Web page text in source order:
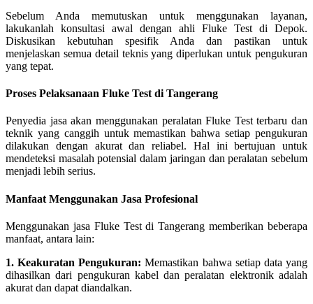
Sebelum Anda memutuskan untuk menggunakan layanan,
lakukanlah konsultasi awal dengan ahli Fluke Test di Depok.
Diskusikan kebutuhan spesifik Anda dan pastikan untuk
menjelaskan semua detail teknis yang diperlukan untuk pengukuran
yang tepat.
Proses Pelaksanaan Fluke Test di Tangerang
Penyedia jasa akan menggunakan peralatan Fluke Test terbaru dan
teknik yang canggih untuk memastikan bahwa setiap pengukuran
dilakukan dengan akurat dan reliabel. Hal ini bertujuan untuk
mendeteksi masalah potensial dalam jaringan dan peralatan sebelum
menjadi lebih serius.
Manfaat Menggunakan Jasa Profesional
Menggunakan jasa Fluke Test di Tangerang memberikan beberapa
manfaat, antara lain:
1. Keakuratan Pengukuran: Memastikan bahwa setiap data yang
dihasilkan dari pengukuran kabel dan peralatan elektronik adalah
akurat dan dapat diandalkan.